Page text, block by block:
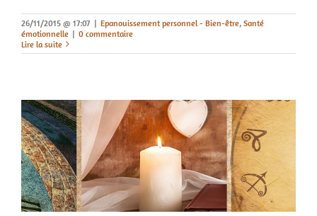
26/11/2015 @ 17:07 | Epanouissement personnel - Bien-être, Santé
émotionnelle | 0 commentaire
Lire la suite